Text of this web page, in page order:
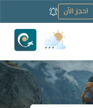
احجز الآن